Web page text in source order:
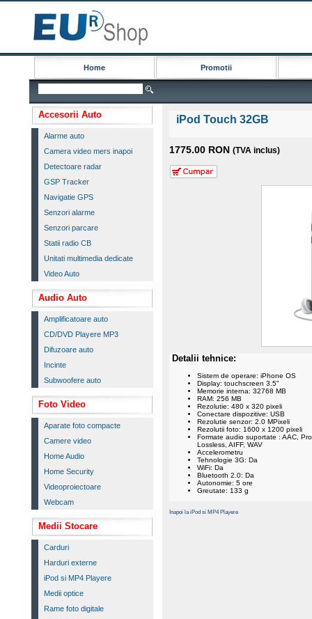
Home Promotii
Accesorii Auto
Alarme auto
Camera video mers inapoi
Detectoare radar
GSP Tracker
Navigatie GPS
Senzori alarme
Senzori parcare
Statii radio CB
Unitati multimedia dedicate
Video Auto
Audio Auto
Amplificatoare auto
CD/DVD Playere MP3
Difuzoare auto
Incinte
Subwoofere auto
Foto Video
Aparate foto compacte
Camere video
Home Audio
Home Security
Videoproiectoare
Webcam
Medii Stocare
Carduri
Harduri externe
iPod si MP4 Playere
Medii optice
Rame foto digitale
iPod Touch 32GB
1775.00 RON (TVA inclus)
Detalii tehnice:
Sistem de operare: iPhone OS
Display: touchscreen 3.5"
Memorie interna: 32768 MB
RAM: 256 MB
Rezolutie: 480 x 320 pixeli
Conectare dispozitive: USB
Rezolutie senzor: 2.0 MPixeli
Rezolutii foto: 1600 x 1200 pixeli
Formate audio suportate : AAC,
Lossless, AIFF, WAV
Accelerometru
Tehnologie 3G: Da
WiFi: Da
Bluetooth 2.0: Da
Autonomie: 5 ore
Greutate: 133 g
Inapoi la iPod si MP4 Playere